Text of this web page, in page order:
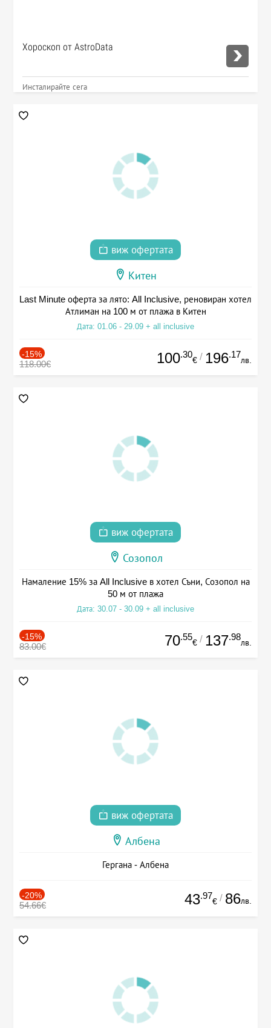
Хороскоп от AstroData
Инсталирайте сега
виж офертата
Китен
Last Minute оферта за лято: All Inclusive, реновиран хотел
Атлиман на 100 м от плажа в Китен
Дата: 01.06 - 29.09 + all inclusive
-15%
118.00€ 100.30
€ / 196.17
лв.
виж офертата
Созопол
Намаление 15% за All Inclusive в хотел Съни, Созопол на
50 м от плажа
Дата: 30.07 - 30.09 + all inclusive
-15%
83.00€ 70.55
€ / 137.98
лв.
виж офертата
Албена
Гергана - Албена
-20%
54.66€ 43.97
€ / 86лв.